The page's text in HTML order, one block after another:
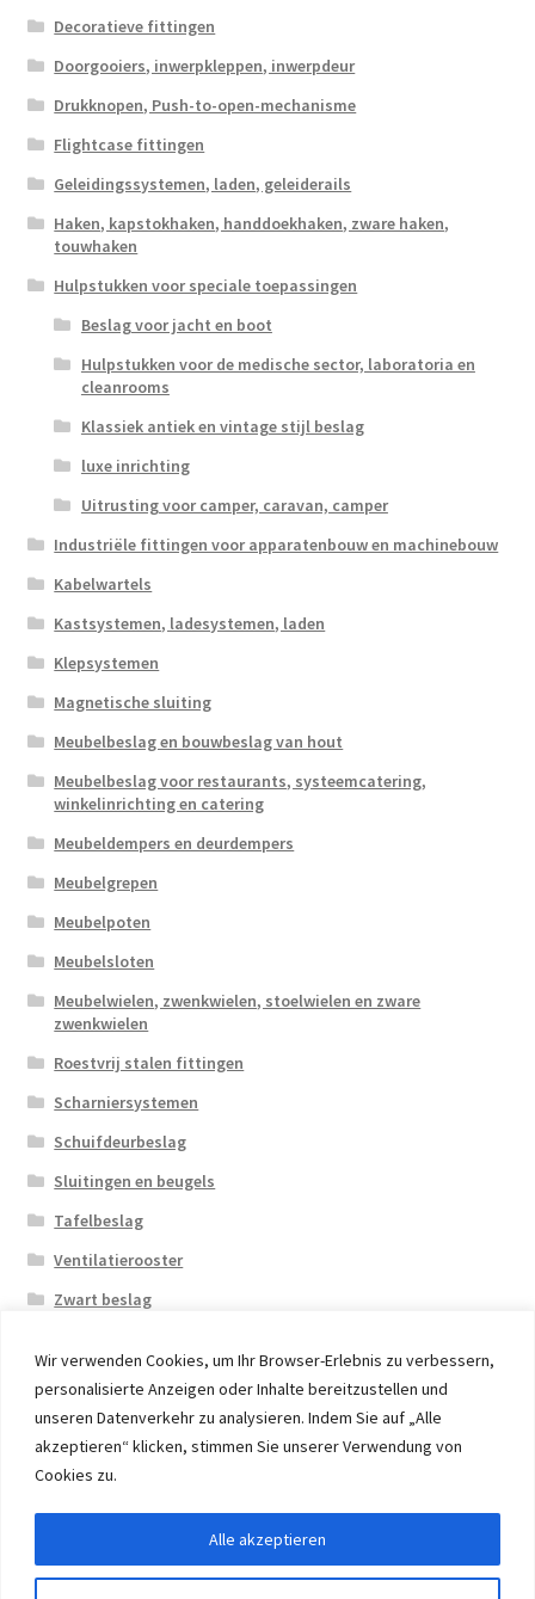
Wir verwenden Cookies, um Ihr Browser-Erlebnis zu verbessern,
personalisierte Anzeigen oder Inhalte bereitzustellen und
unseren Datenverkehr zu analysieren. Indem Sie auf „Alle
akzeptieren“ klicken, stimmen Sie unserer Verwendung von
Cookies zu.
Alle akzeptieren
Decoratieve fittingen
Doorgooiers, inwerpkleppen, inwerpdeur
Drukknopen, Push-to-open-mechanisme
Flightcase fittingen
Geleidingssystemen, laden, geleiderails
Haken, kapstokhaken, handdoekhaken, zware haken,
touwhaken
Hulpstukken voor speciale toepassingen
Beslag voor jacht en boot
Hulpstukken voor de medische sector, laboratoria en
cleanrooms
Klassiek antiek en vintage stijl beslag
luxe inrichting
Uitrusting voor camper, caravan, camper
Industriële fittingen voor apparatenbouw en machinebouw
Kabelwartels
Kastsystemen, ladesystemen, laden
Klepsystemen
Magnetische sluiting
Meubelbeslag en bouwbeslag van hout
Meubelbeslag voor restaurants, systeemcatering,
winkelinrichting en catering
Meubeldempers en deurdempers
Meubelgrepen
Meubelpoten
Meubelsloten
Meubelwielen, zwenkwielen, stoelwielen en zware
zwenkwielen
Roestvrij stalen fittingen
Scharniersystemen
Schuifdeurbeslag
Sluitingen en beugels
Tafelbeslag
Ventilatierooster
Zwart beslag
© 2026 Eruon Trade UG, Germany, member of the ERUON